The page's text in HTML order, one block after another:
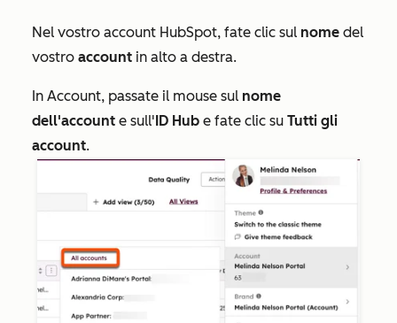
Nel vostro account HubSpot, fate clic sul nome del
vostro account in alto a destra.
In Account, passate il mouse sul nome
dell'account e sull'ID Hub e fate clic su Tutti gli
account.